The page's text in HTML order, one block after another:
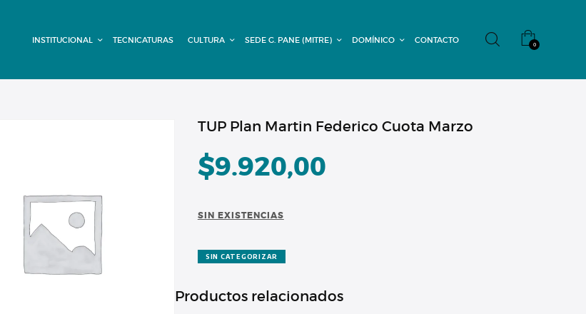
INSTITUCIONAL TECNICATURAS CULTURA SEDE G. PANE (MITRE) DOMÍNICO CONTACTO 0
DOMÍNICO
CONTACTO
TUP Plan Martin Federico Cuota Marzo
$9.920,00
SIN EXISTENCIAS
SIN CATEGORIZAR
Productos relacionados